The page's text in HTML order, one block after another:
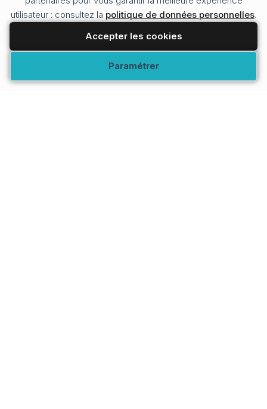
utilisateur : consultez la politique de données personnelles.
Accepter les cookies
Paramétrer
Modifier vos préférences